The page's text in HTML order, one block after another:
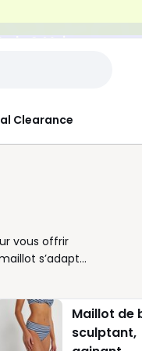
& Maison
Clearance
vous offrir
s’adapte
triangle
de
votre
première
Maillot de
sculptant,